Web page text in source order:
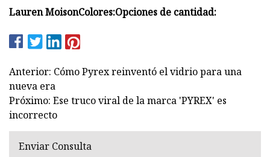
Lauren MoisonColores:Opciones de cantidad:
Anterior: Cómo Pyrex reinventó el vidrio para una
nueva era
Próximo: Ese truco viral de la marca 'PYREX' es
incorrecto
Enviar Consulta